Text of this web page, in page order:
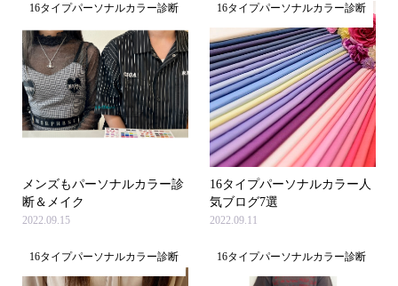
16タイプパーソナルカラー診断
メンズもパーソナルカラー診
断＆メイク
2022.09.15
16タイプパーソナルカラー診断
16タイプパーソナルカラー人
気ブログ7選
2022.09.11
16タイプパーソナルカラー診断 16タイプパーソナルカラー診断